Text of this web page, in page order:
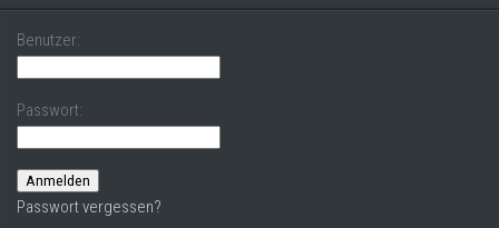
Benutzer:
Passwort:
Passwort vergessen?